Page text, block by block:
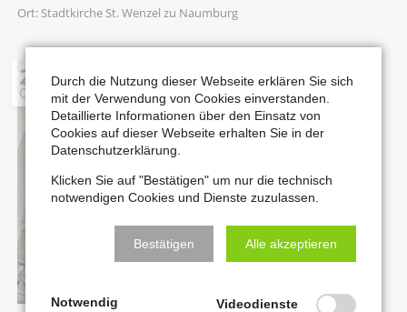
Ort: Stadtkirche St. Wenzel zu Naumburg
25
OKT
Durch die Nutzung dieser Webseite erklären Sie sich
mit der Verwendung von Cookies einverstanden.
Detaillierte Informationen über den Einsatz von
Cookies auf dieser Webseite erhalten Sie in der
Datenschutzerklärung.
Klicken Sie auf "Bestätigen" um nur die technisch
notwendigen Cookies und Dienste zuzulassen.
Bestätigen Alle akzeptieren
Notwendig Videodienste